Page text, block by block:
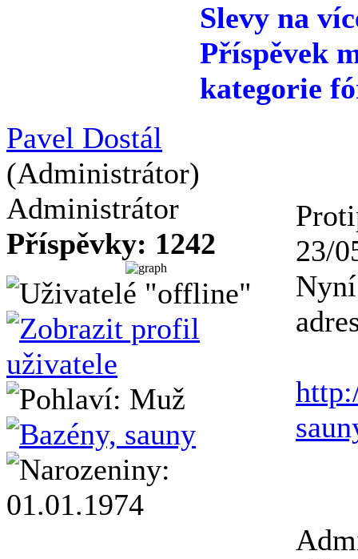
Slevy na
Příspěvek
kategorie
Pavel Dostál
(Administrátor)
Administrátor
Příspěvky: 1242
23/